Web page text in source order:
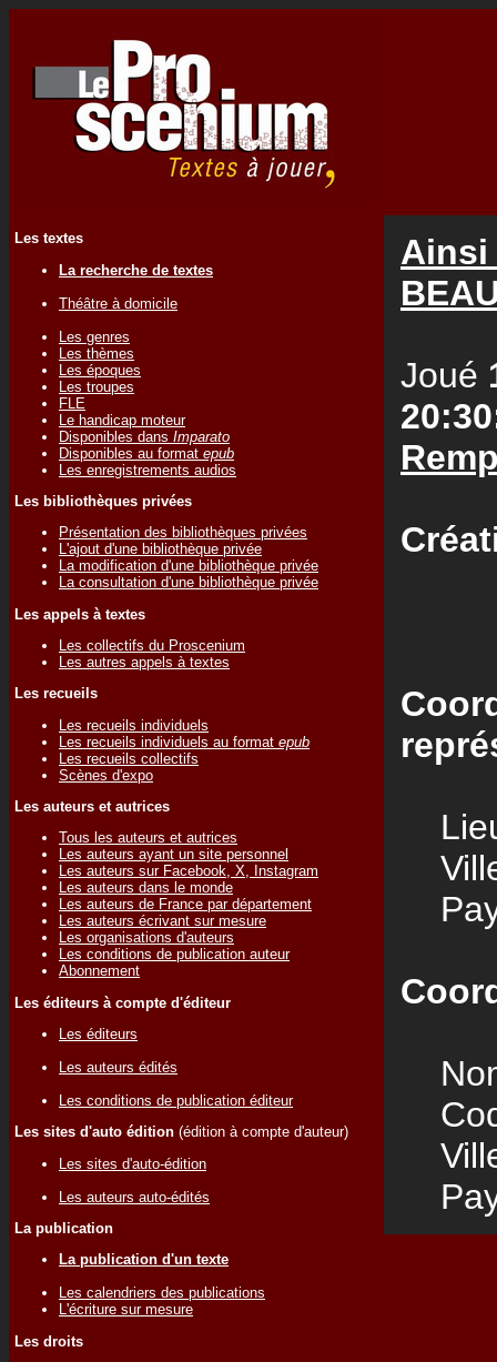
Les textes
La recherche de textes
Théâtre à domicile
Les genres
Les thèmes
Les époques
Les troupes
FLE
Le handicap moteur
Disponibles dans Imparato
Disponibles au format epub
Les enregistrements audios
Les bibliothèques privées
Présentation des bibliothèques privées
L'ajout d'une bibliothèque privée
La modification d'une bibliothèque privée
La consultation d'une bibliothèque privée
Les appels à textes
Les collectifs du Proscenium
Les autres appels à textes
Les recueils
Les recueils individuels
Les recueils individuels au format epub
Les recueils collectifs
Scènes d'expo
Les auteurs et autrices
Tous les auteurs et autrices
Les auteurs ayant un site personnel
Les auteurs sur Facebook, X, Instagram
Les auteurs dans le monde
Les auteurs de France par département
Les auteurs écrivant sur mesure
Les organisations d'auteurs
Les conditions de publication auteur
Abonnement
Les éditeurs à compte d'éditeur
Les éditeurs
Les auteurs édités
Les conditions de publication éditeur
Les sites d'auto édition (édition à compte d'auteur)
Les sites d'auto-édition
Les auteurs auto-édités
La publication
La publication d'un texte
Les calendriers des publications
L'écriture sur mesure
Les droits
Ainsi
Joué